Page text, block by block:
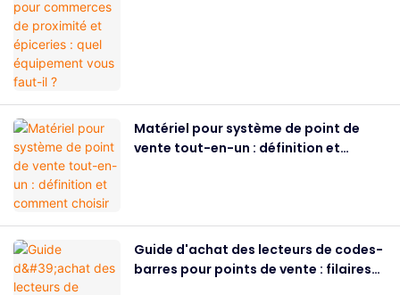
Matériel pour système de point de
vente tout-en-un : définition et
Guide d'achat des lecteurs de codes-
barres pour points de vente : filaires